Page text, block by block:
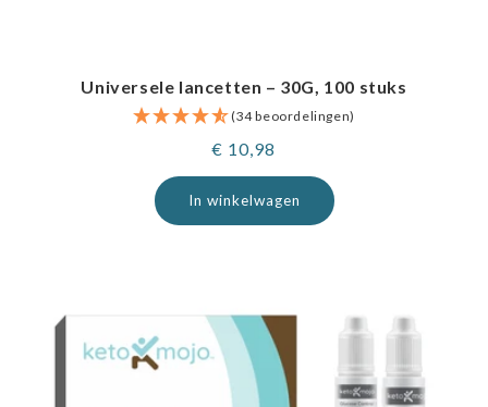
Universele lancetten – 30G, 100 stuks
(34 beoordelingen)
Normale
prijs
€ 10,98
In winkelwagen